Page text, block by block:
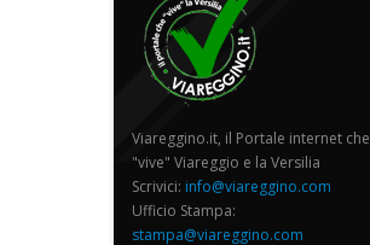
Viareggino.it, il Portale internet che
"vive" Viareggio e la Versilia
Scrivici: info@viareggino.com
Ufficio Stampa:
stampa@viareggino.com